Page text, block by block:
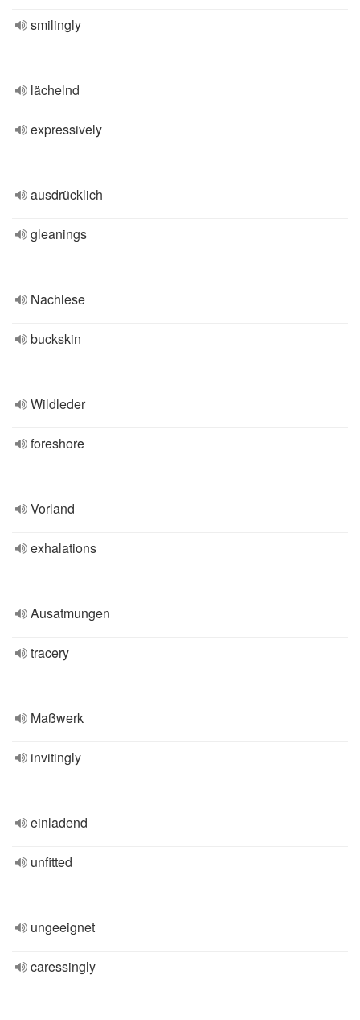
smilingly
lächelnd
expressively
ausdrücklich
gleanings
Nachlese
buckskin
Wildleder
foreshore
Vorland
exhalations
Ausatmungen
tracery
Maßwerk
invitingly
einladend
unfitted
ungeeignet
caressingly